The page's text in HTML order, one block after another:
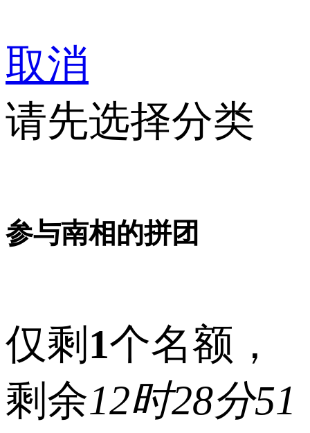
取消
请先选择分类
参与南相的拼团
仅剩 1个名额，
剩余12时28分51